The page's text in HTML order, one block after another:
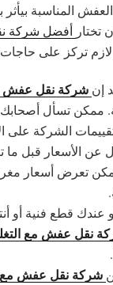
المناسبة
تختار أفضل شركة
لازم تركز على
إن شركة نقل عفش
ممكن تسأل
الشركة على
عن الأسعار قبل ما
تعرض أسعار
عندك قطع فنية أو
نقل عفش مع
شركة نقل عفش مع